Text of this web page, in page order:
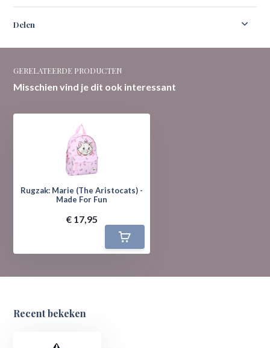
Delen
GERELATEERDE PRODUCTEN
Misschien vind je dit ook interessant
Rugzak: Marie (The Aristocats) -
Made For Fun
€ 17,95
Recent bekeken